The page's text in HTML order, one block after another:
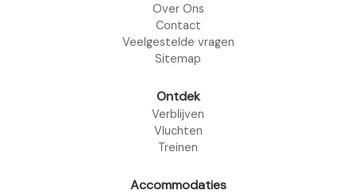
Over Ons
Contact
Veelgestelde vragen
Sitemap
Ontdek
Verblijven
Vluchten
Treinen
Accommodaties